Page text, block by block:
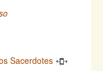
Sacerdotes